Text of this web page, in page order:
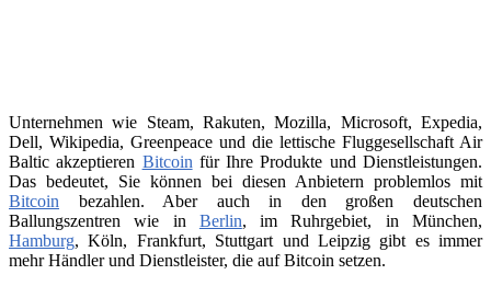
Unternehmen wie Steam, Rakuten, Mozilla, Microsoft, Expedia,
Dell, Wikipedia, Greenpeace und die lettische Fluggesellschaft Air
Baltic akzeptieren Bitcoin für Ihre Produkte und Dienstleistungen.
Das bedeutet, Sie können bei diesen Anbietern problemlos mit
Bitcoin bezahlen. Aber auch in den großen deutschen
Ballungszentren wie in Berlin, im Ruhrgebiet, in München,
Hamburg, Köln, Frankfurt, Stuttgart und Leipzig gibt es immer
mehr Händler und Dienstleister, die auf Bitcoin setzen.